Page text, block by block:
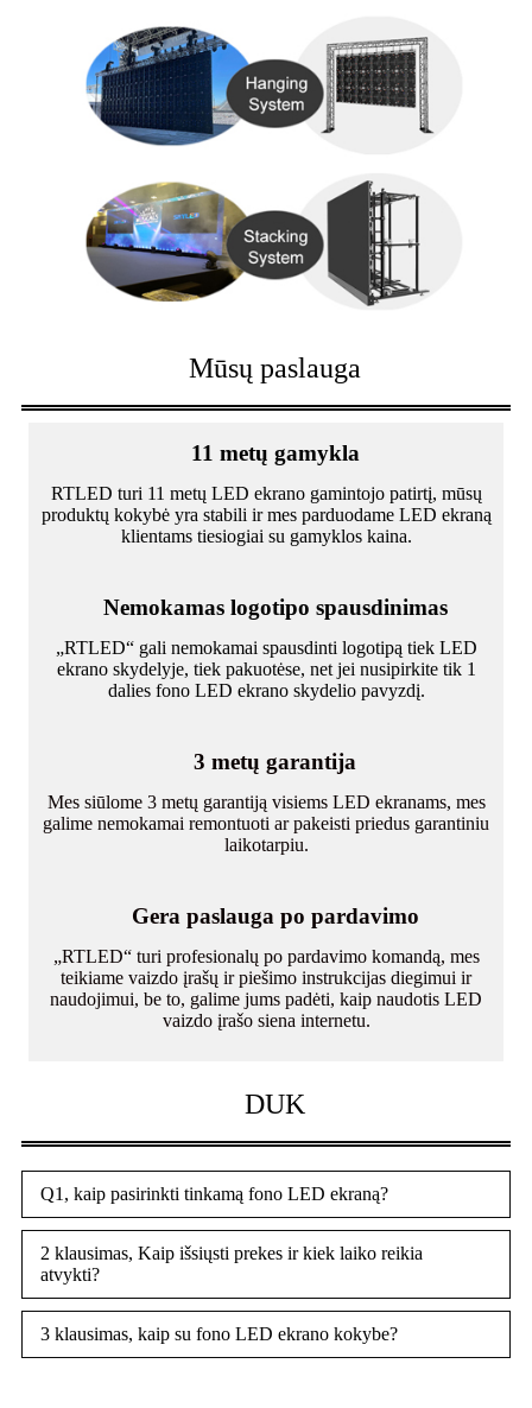
Mūsų paslauga
11 metų gamykla
RTLED turi 11 metų LED ekrano gamintojo patirtį, mūsų
produktų kokybė yra stabili ir mes parduodame LED ekraną
klientams tiesiogiai su gamyklos kaina.
Nemokamas logotipo spausdinimas
„RTLED“ gali nemokamai spausdinti logotipą tiek LED
ekrano skydelyje, tiek pakuotėse, net jei nusipirkite tik 1
dalies fono LED ekrano skydelio pavyzdį.
3 metų garantija
Mes siūlome 3 metų garantiją visiems LED ekranams, mes
galime nemokamai remontuoti ar pakeisti priedus garantiniu
laikotarpiu.
Gera paslauga po pardavimo
„RTLED“ turi profesionalų po pardavimo komandą, mes
teikiame vaizdo įrašų ir piešimo instrukcijas diegimui ir
naudojimui, be to, galime jums padėti, kaip naudotis LED
vaizdo įrašo siena internetu.
DUK
Q1, kaip pasirinkti tinkamą fono LED ekraną?
2 klausimas, Kaip išsiųsti prekes ir kiek laiko reikia
atvykti?
3 klausimas, kaip su fono LED ekrano kokybe?